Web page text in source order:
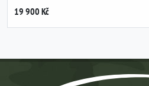
19 900 Kč